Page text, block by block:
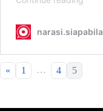
« 1 … 4 5